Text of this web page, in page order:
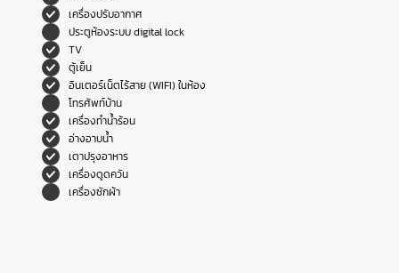
เครื่องปรับอากาศ
ประตูห้องระบบ digital lock
TV
ตู้เย็น
อินเตอร์เน็ตไร้สาย (WIFI) ในห้อง
โทรศัพท์บ้าน
เครื่องทำน้ำร้อน
อ่างอาบน้ำ
เตาปรุงอาหาร
เครื่องดูดควัน
เครื่องซักผ้า